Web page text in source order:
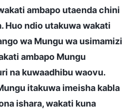
ambapo utaenda chini
Huo ndio utakuwa wakati
wa Mungu wa usimamizi
ambapo Mungu
na kuwaadhibu waovu.
itakuwa imeisha kabla
ishara, wakati kuna